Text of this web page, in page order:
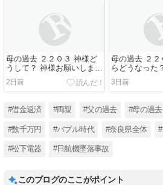
母の過去 ２２０３ 神様ど
うして？ 神様お願いしま
す。
2日前
母の過去 ２２
らどうなった
3日前
#借金返済 #両親 #父の過去 #母の過去
#数千万円 #バブル時代 #奈良県全体
#松下電器 #日航機墜落事故
このブログのここがポイント